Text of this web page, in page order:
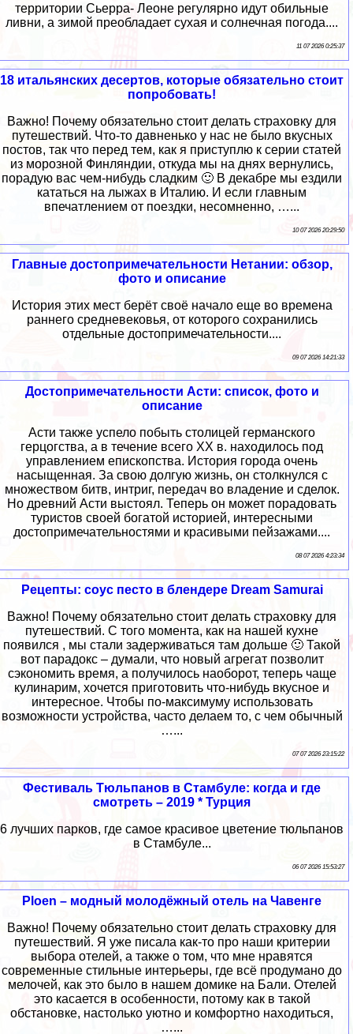
территории Сьерра- Леоне регулярно идут обильные
ливни, а зимой преобладает сухая и солнечная погода....
11 07 2026 0:25:37
18 итальянских десертов, которые обязательно стоит
попробовать!
Важно! Почему обязательно стоит делать страховку для
путешествий. Что-то давненько у нас не было вкусных
постов, так что перед тем, как я приступлю к серии статей
из морозной Финляндии, откуда мы на днях вернулись,
порадую вас чем-нибудь сладким 🙂 В декабре мы ездили
кататься на лыжах в Италию. И если главным
впечатлением от поездки, несомненно, …...
10 07 2026 20:29:50
Главные достопримечательности Нетании: обзор,
фото и описание
История этих мест берёт своё начало еще во времена
раннего средневековья, от которого сохранились
отдельные достопримечательности....
09 07 2026 14:21:33
Достопримечательности Асти: список, фото и
описание
Асти также успело побыть столицей германского
герцогства, а в течение всего XX в. находилось под
управлением епископства. История города очень
насыщенная. За свою долгую жизнь, он столкнулся с
множеством битв, интриг, передач во владение и сделок.
Но древний Асти выстоял. Теперь он может порадовать
туристов своей богатой историей, интересными
достопримечательностями и красивыми пейзажами....
08 07 2026 4:23:34
Рецепты: соус песто в блендере Dream Samurai
Важно! Почему обязательно стоит делать страховку для
путешествий. С того момента, как на нашей кухне
появился , мы стали задерживаться там дольше 🙂 Такой
вот парадокс – думали, что новый агрегат позволит
сэкономить время, а получилось наоборот, теперь чаще
кулинарим, хочется приготовить что-нибудь вкусное и
интересное. Чтобы по-максимуму использовать
возможности устройства, часто делаем то, с чем обычный
…...
07 07 2026 23:15:22
Фестиваль Тюльпанов в Стамбуле: когда и где
смотреть – 2019 * Турция
6 лучших парков, где самое красивое цветение тюльпанов
в Стамбуле...
06 07 2026 15:53:27
Ploen – модный молодёжный отель на Чавенге
Важно! Почему обязательно стоит делать страховку для
путешествий. Я уже писала как-то про наши критерии
выбора отелей, а также о том, что мне нравятся
современные стильные интерьеры, где всё продумано до
мелочей, как это было в нашем домике на Бали. Отелей
это касается в особенности, потому как в такой
обстановке, настолько уютно и комфортно находиться,
…...